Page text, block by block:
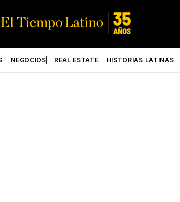
NEGOCIOS REAL ESTATE HISTORIAS LATINAS